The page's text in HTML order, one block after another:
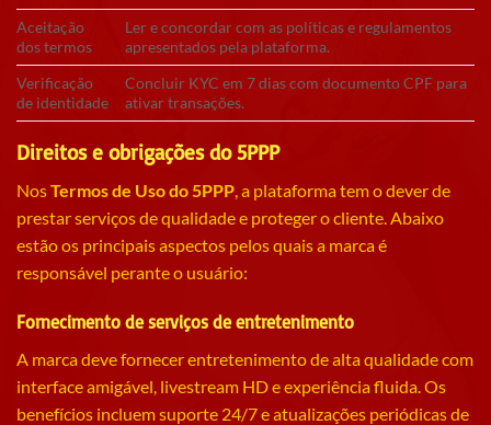
Aceitação
dos termos
Ler e concordar com as políticas e regulamentos
apresentados pela plataforma.
Verificação
de identidade
Concluir KYC em 7 dias com documento CPF para
ativar transações.
Direitos e obrigações do 5PPP
NosTermos de Uso do 5PPP, a plataforma tem o dever de
prestar serviços de qualidade e proteger o cliente. Abaixo
estão os principais aspectos pelos quais a marca é
responsável perante o usuário:
Fornecimento de serviços de entretenimento
A marca deve fornecer entretenimento de alta qualidade com
interface amigável, livestream HD e experiência fluida. Os
benefícios incluem suporte 24/7 e atualizações periódicas de